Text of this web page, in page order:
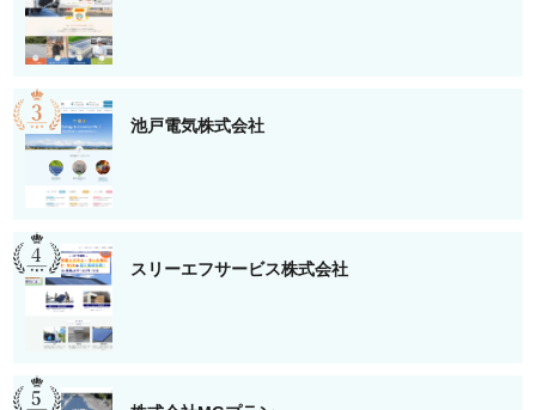
池戸電気株式会社
スリーエフサービス株式会社